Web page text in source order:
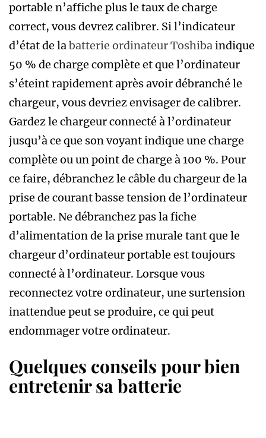
portable n’affiche plus le taux de charge
correct, vous devrez calibrer. Si l’indicateur
d’état de labatterie ordinateur Toshibaindique
50 % de charge complète et que l’ordinateur
s’éteint rapidement après avoir débranché le
chargeur, vous devriez envisager de calibrer.
Gardez le chargeur connecté à l’ordinateur
jusqu’à ce que son voyant indique une charge
complète ou un point de charge à 100 %. Pour
ce faire, débranchez le câble du chargeur de la
prise de courant basse tension de l’ordinateur
portable. Ne débranchez pas la fiche
d’alimentation de la prise murale tant que le
chargeur d’ordinateur portable est toujours
connecté à l’ordinateur. Lorsque vous
reconnectez votre ordinateur, une surtension
inattendue peut se produire, ce qui peut
endommager votre ordinateur.
Quelques conseils pour bien
entretenir sa batterie